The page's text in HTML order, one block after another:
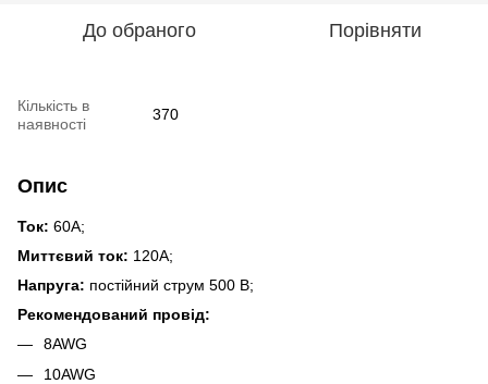
До обраного Порівняти
Кількість в
наявності
370
Опис
Ток: 60A;
Миттєвий ток: 120A;
Напруга: постійний струм 500 В;
Рекомендований провід:
8AWG
10AWG